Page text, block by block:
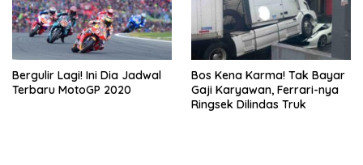
Bergulir Lagi! Ini Dia Jadwal
Terbaru MotoGP 2020
Bos Kena Karma! Tak Bayar
Gaji Karyawan, Ferrari-nya
Ringsek Dilindas Truk